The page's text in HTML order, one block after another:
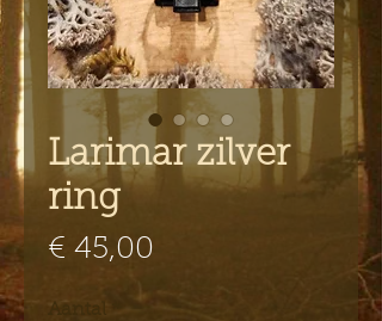
Larimar zilver
ring
€ 45,00
Aantal *